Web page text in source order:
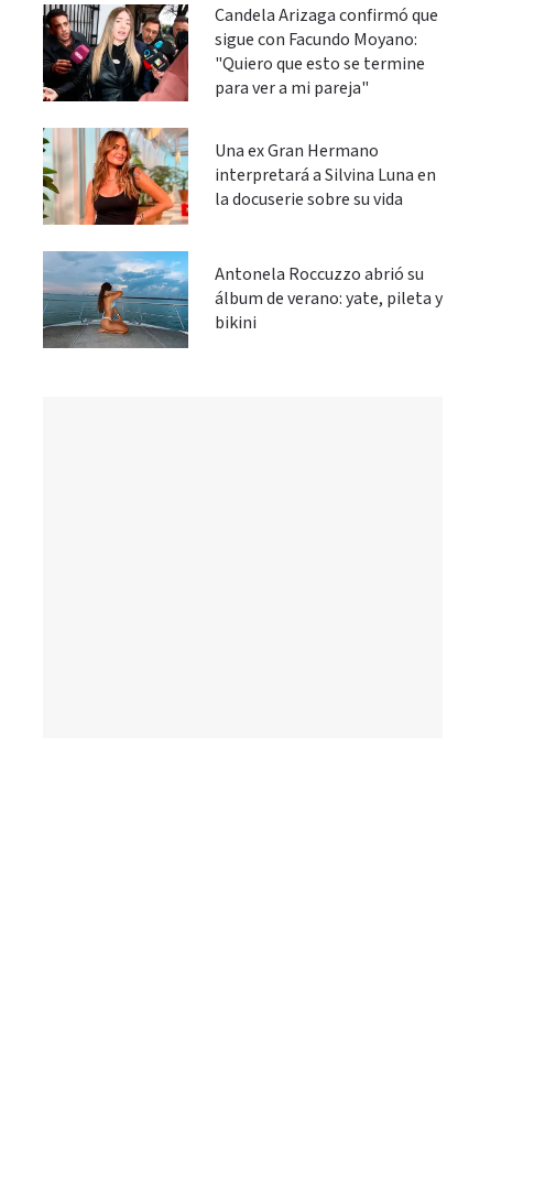
Candela Arizaga confirmó que
sigue con Facundo Moyano:
"Quiero que esto se termine
para ver a mi pareja"
Una ex Gran Hermano
interpretará a Silvina Luna en
la docuserie sobre su vida
Antonela Roccuzzo abrió su
álbum de verano: yate, pileta y
bikini